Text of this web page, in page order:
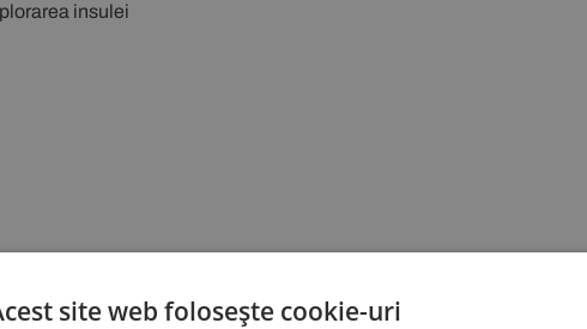
insulei
site web folosește cookie-uri